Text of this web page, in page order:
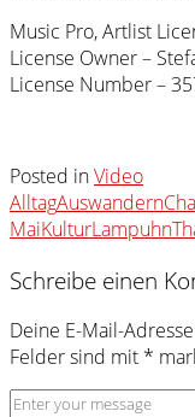
Music Pro, Artlist
License Owner –
License Number –
Posted inVideo
AlltagAuswandern
MaiKulturLampuhn
Schreibe einen
Deine E-Mail-
Felder sind mit *
Kommentar